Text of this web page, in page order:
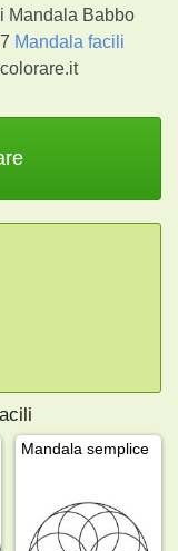
Mandala Babbo
Mandala facili
Mandala semplice